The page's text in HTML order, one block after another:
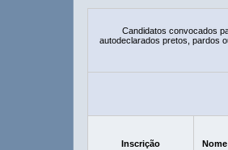
Candidatos convocados
autodeclarados pretos, pardos
Inscrição